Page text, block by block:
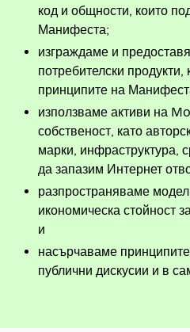
код и общности, които
Манифеста;
изграждаме и
потребителски продукти,
принципите на
използваме активи на
собственост, като
марки, инфраструктура,
да запазим Интернет
разпространяваме
икономическа стойност
и
насърчаваме
публични дискусии и в